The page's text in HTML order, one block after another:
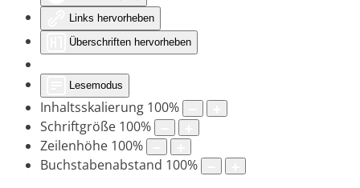
Links hervorheben
Überschriften hervorheben
Lesemodus
Inhaltsskalierung 100%
Schriftgröße 100%
Zeilenhöhe 100%
Buchstabenabstand 100%